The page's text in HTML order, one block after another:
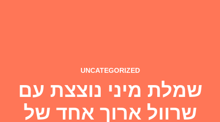
UNCATEGORIZED
שמלת מיני נוצצת עם
שרוול ארוך אחד של